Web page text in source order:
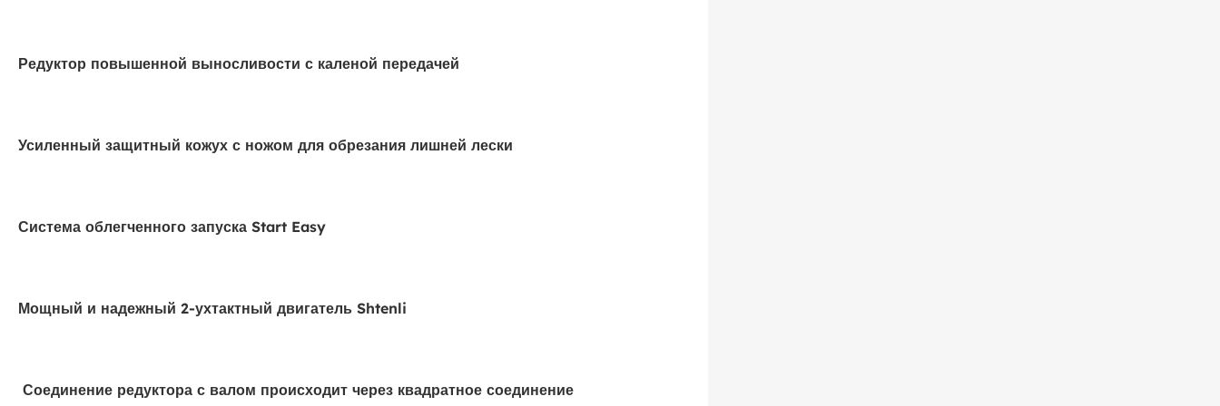
Редуктор повышенной выносливости с каленой передачей
Усиленный защитный кожух с ножом для обрезания лишней лески
Система облегченного запуска Start Easy
Мощный и надежный 2-ухтактный двигатель Shtenli
Соединение редуктора с валом происходит через квадратное соединение